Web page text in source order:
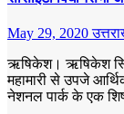
May 29, 2020
ऋषिकेश। ऋषिकेश
महामारी से उपजे
नेशनल पार्क के एक